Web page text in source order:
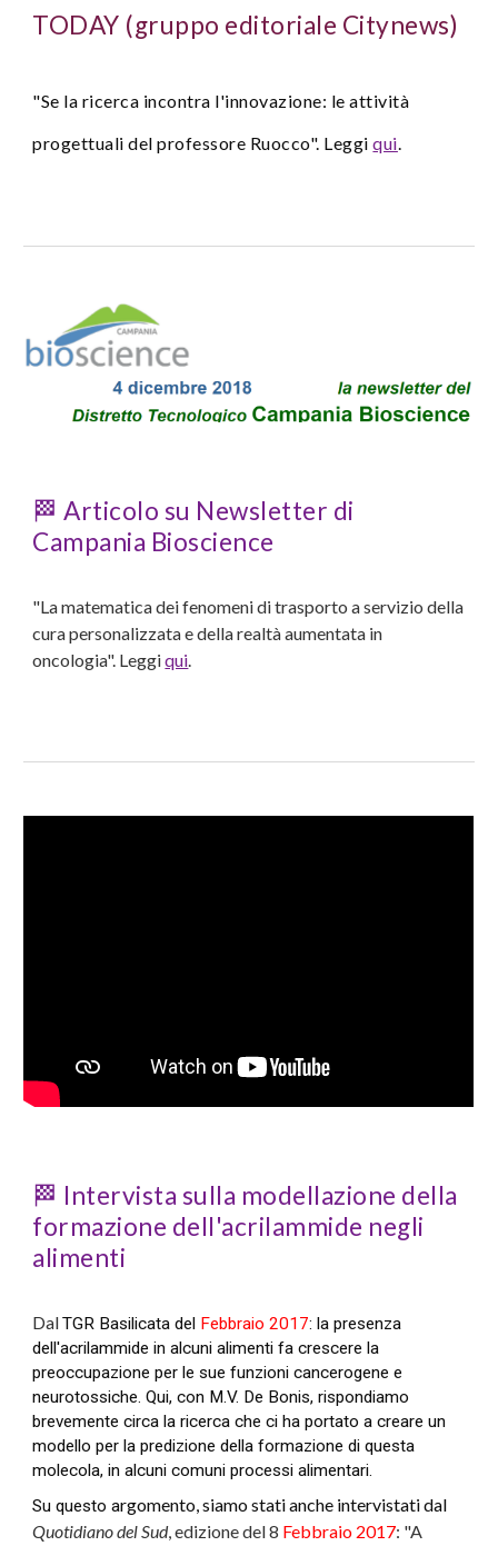
TODAY (gruppo editoriale Citynews)
"Se la ricerca incontra l'innovazione: le attività
progettuali del professore Ruocco". Leggiqui.
🏁 Articolo su Newsletter di
Campania Bioscience
"La matematica dei fenomeni di trasporto a servizio della
cura personalizzata e della realtà aumentata in
oncologia". Leggiqui.
🏁 Intervista sulla modellazione della
formazione dell'acrilammide negli
alimenti
DalTGR Basilicata del Febbraio 2017: la presenza
dell'acrilammide in alcuni alimenti fa crescere la
preoccupazione per le sue funzioni cancerogene e
neurotossiche. Qui, con M.V. De Bonis, rispondiamo
brevemente circa la ricerca che ci ha portato a creare un
modello per la predizione della formazione di questa
molecola, in alcuni comuni processi alimentari.
Su questo argomento, siamo stati anche intervistati dal
Quotidiano del Sud, edizione del 8 Febbraio 2017: "A